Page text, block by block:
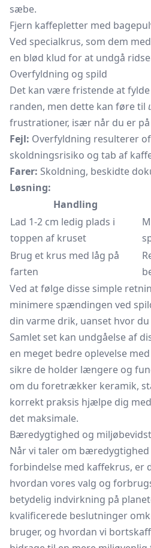
sæbe.
Fjern kaffepletter med
Ved specialkrus, som dem
en blød klud for at undgå
Overfyldning og spild
Det kan være fristende at
randen, men dette kan føre til
frustrationer, især når du er
Fejl: Overfyldning resulterer
skoldningsrisiko og tab af
Farer: Skoldning, beskidte
Løsning:
Handling
Lad 1-2 cm ledig plads i
toppen af kruset
Brug et krus med låg på
farten
Ved at følge disse simple
minimere spændingen ved
din varme drik, uanset hvor
Samlet set kan undgåelse af
en meget bedre oplevelse
sikre de holder længere og
om du foretrækker keramik,
korrekt praksis hjælpe dig
det maksimale.
Bæredygtighed og
Når vi taler om
forbindelse med kaffekrus, er
hvordan vores valg og
betydelig indvirkning på
kvalificerede beslutninger
bruger, og hvordan vi